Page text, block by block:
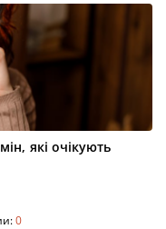
які очікують
0